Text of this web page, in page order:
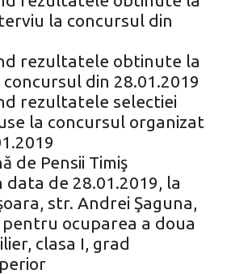
la concursul din
rezultatele obtinute la
din 28.01.2019
rezultatele selectiei
la concursul organizat
de Pensii Timiş
data de 28.01.2019, la
str. Andrei Şaguna,
ocuparea a doua
clasa I, grad